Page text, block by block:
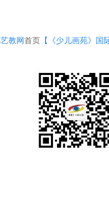
教网首页 【《少儿画苑》国